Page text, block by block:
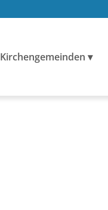
Kirchengemeinden